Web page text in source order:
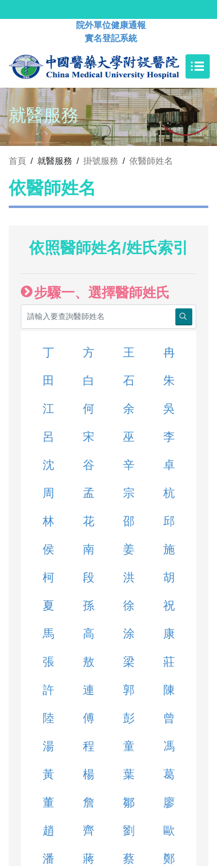
院外單位健康通報
實名登記系統
就醫服務
首頁 / 就醫服務 / 掛號服務 / 依醫師姓名
依醫師姓名
依照醫師姓名/姓氏索引
步驟一、選擇醫師姓氏
丁 方 王 冉
田 白 石 朱
江 何 余 吳
呂 宋 巫 李
沈 谷 辛 卓
周 孟 宗 杭
林 花 邵 邱
侯 南 姜 施
柯 段 洪 胡
夏 孫 徐 祝
馬 高 涂 康
張 敖 梁 莊
許 連 郭 陳
陸 傅 彭 曾
湯 程 童 馮
黃 楊 葉 葛
董 詹 鄒 廖
趙 齊 劉 歐
潘 蔣 蔡 鄭